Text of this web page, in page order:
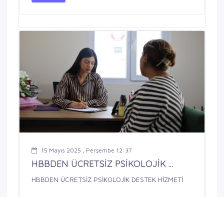
15 Mayıs 2025 , Perşembe 12:37
HBBDEN ÜCRETSİZ PSİKOLOJİK ...
HBBDEN ÜCRETSİZ PSİKOLOJİK DESTEK HİZMETİ